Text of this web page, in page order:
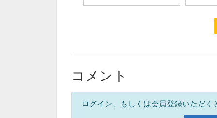
コメント
ログイン、もしくは会員登録いただ